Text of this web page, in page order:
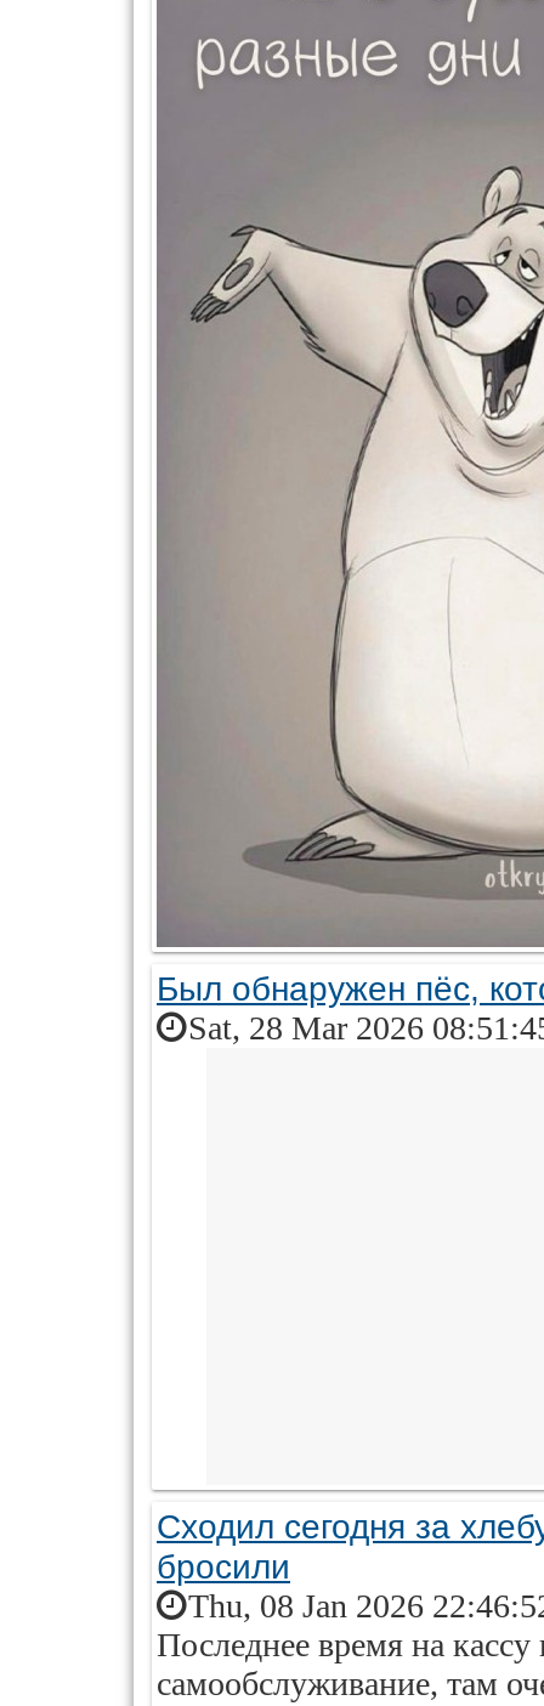
Был обнаружен пёс,
Sat, 28 Mar 2026
Сходил сегодня за
бросили
Thu, 08 Jan 2026
Последнее время на
самообслуживание, там